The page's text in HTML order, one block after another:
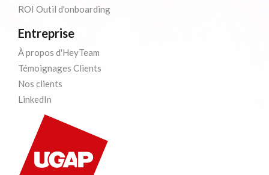
ROI Outil d'onboarding
Entreprise
À propos d'HeyTeam
Témoignages Clients
Nos clients
LinkedIn